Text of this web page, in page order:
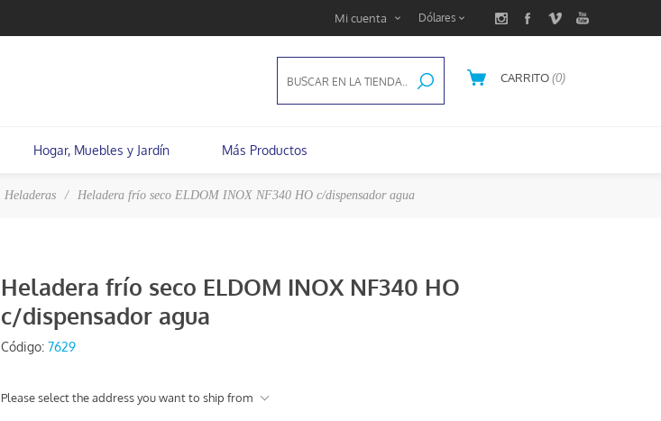
Mi cuenta
CARRITO (0)
Hogar, Muebles y Jardín Más Productos
Heladeras / Heladera frío seco ELDOM INOX NF340 HO c/dispensador agua
Heladera frío seco ELDOM INOX NF340 HO
c/dispensador agua
Código: 7629
Please select the address you want to ship from